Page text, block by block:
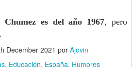
Chumez es del año 1967, pero
December 2021 por Ajovin
Educación España Humores